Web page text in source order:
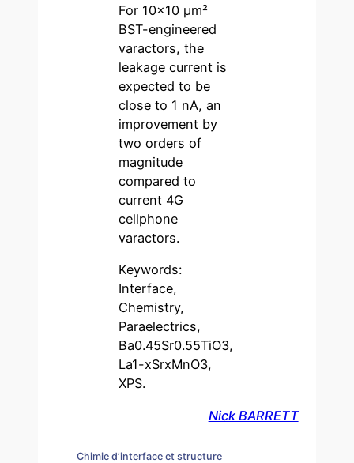
Chimie d’interface et structure
For 10×10 µm²
BST-engineered
varactors, the
leakage current is
expected to be
close to 1 nA, an
improvement by
two orders of
magnitude
compared to
current 4G
cellphone
varactors.
Keywords:
Interface,
Chemistry,
Paraelectrics,
Ba0.45Sr0.55TiO3,
La1-xSrxMnO3,
XPS.
Nick BARRETT